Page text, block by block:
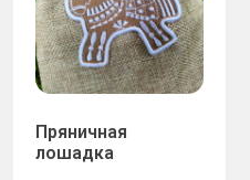
Пряничная
лошадка